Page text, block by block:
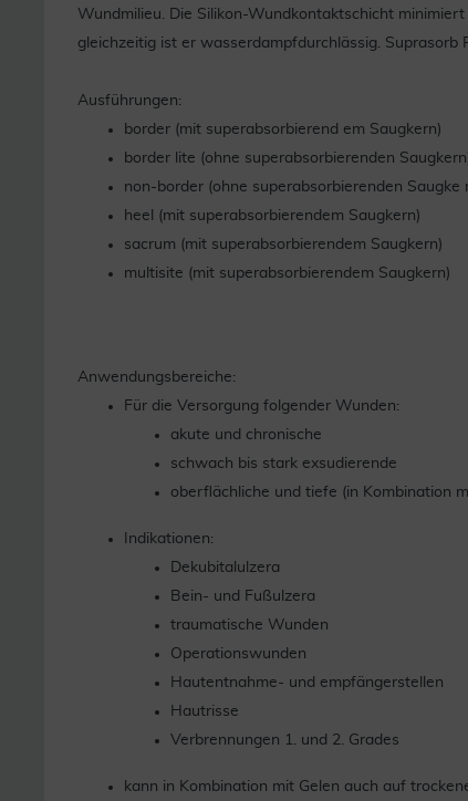
Wundmilieu. Die Silikon-Wundkontaktschicht
gleichzeitig ist er wasserdampfdurchlässig.
Ausführungen:
border (mit superabsorbierend em Saugkern)
border lite (ohne superabsorbierenden
non-border (ohne superabsorbierenden Saugke
heel (mit superabsorbierendem Saugkern)
sacrum (mit superabsorbierendem Saugkern)
multisite (mit superabsorbierendem Saugkern)
Anwendungsbereiche:
Für die Versorgung folgender Wunden:
akute und chronische
schwach bis stark exsudierende
oberflächliche und tiefe (in Kombination
Indikationen:
Dekubitalulzera
Bein- und Fußulzera
traumatische Wunden
Operationswunden
Hautentnahme- und empfängerstellen
Hautrisse
Verbrennungen 1. und 2. Grades
kann in Kombination mit Gelen auch auf